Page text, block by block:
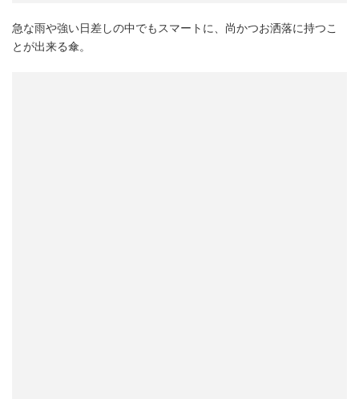
急な雨や強い日差しの中でもスマートに、尚かつお洒落に持つこ
とが出来る傘。